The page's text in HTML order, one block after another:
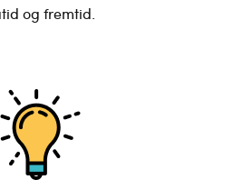
og fremtid.